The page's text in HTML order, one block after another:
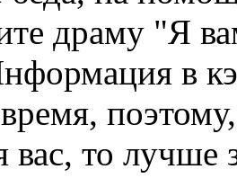
драму "Я
в
вас, то лучше